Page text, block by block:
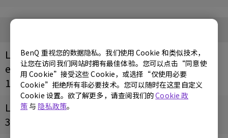
BenQ 重视您的数据隐私。我们使用 Cookie 和类似技术，
让您在访问我们网站时拥有最佳体验。您可以点击“同意使
用 Cookie”接受这些 Cookie，或选择“仅使用必要
Cookie”拒绝所有非必要技术。您可以随时在这里自定义
Cookie 设置。欲了解更多，请查阅我们的Cookie 政
策 与 隐私政策。
成都江潮电脑技术服务有限公司
Longitud
e
104.081994
Latitude
30.639888